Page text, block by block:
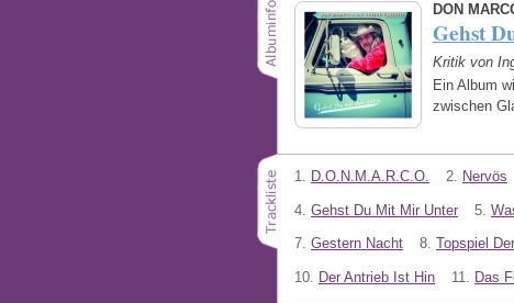
DON
Gehst
Kritik von
Ein Album
zwischen
1. D.O.N.M.A.R.C.O. 2. Nervös
4. Gehst Du Mit Mir Unter 5.
7. Gestern Nacht 8. Topspiel
10. Der Antrieb Ist Hin 11. Das